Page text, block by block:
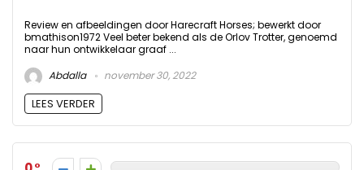
Review en afbeeldingen door Harecraft Horses; bewerkt door
bmathison1972 Veel beter bekend als de Orlov Trotter, genoemd
naar hun ontwikkelaar graaf ...
Abdalla
november 30, 2022
LEES VERDER